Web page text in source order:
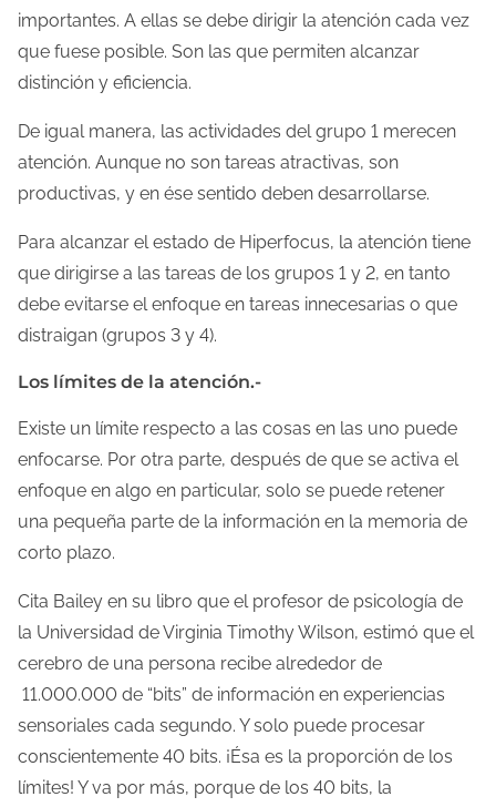
importantes. A ellas se debe dirigir la atención cada vez
que fuese posible. Son las que permiten alcanzar
distinción y eficiencia.
De igual manera, las actividades del grupo 1 merecen
atención. Aunque no son tareas atractivas, son
productivas, y en ése sentido deben desarrollarse.
Para alcanzar el estado de Hiperfocus, la atención tiene
que dirigirse a las tareas de los grupos 1 y 2, en tanto
debe evitarse el enfoque en tareas innecesarias o que
distraigan (grupos 3 y 4).
Los límites de la atención.-
Existe un límite respecto a las cosas en las uno puede
enfocarse. Por otra parte, después de que se activa el
enfoque en algo en particular, solo se puede retener
una pequeña parte de la información en la memoria de
corto plazo.
Cita Bailey en su libro que el profesor de psicología de
la Universidad de Virginia Timothy Wilson, estimó que el
cerebro de una persona recibe alrededor de
11.000.000 de “bits” de información en experiencias
sensoriales cada segundo. Y solo puede procesar
conscientemente 40 bits. ¡Ésa es la proporción de los
límites! Y va por más, porque de los 40 bits, la